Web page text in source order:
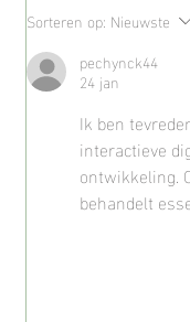
| Heide Mini
Reserveer jouw
Sorteren op: Nieuwste
pechynck44
24 jan
Ik ben
interactieve
ontwikkeling.
behandelt